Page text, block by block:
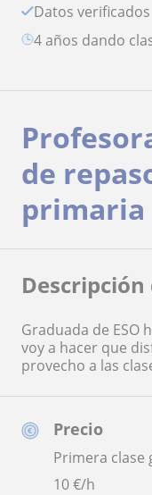
Datos verificados
4 años dando
Precio
Primera clase
10€/h
de
primaria
Graduada de ESO
voy a hacer que
provecho a las